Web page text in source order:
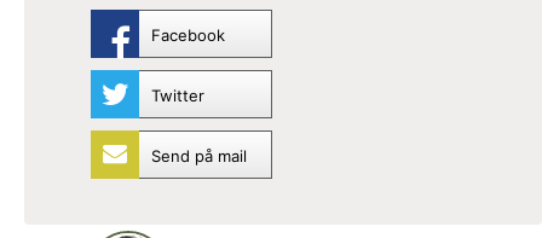
Facebook
Twitter
Send på mail